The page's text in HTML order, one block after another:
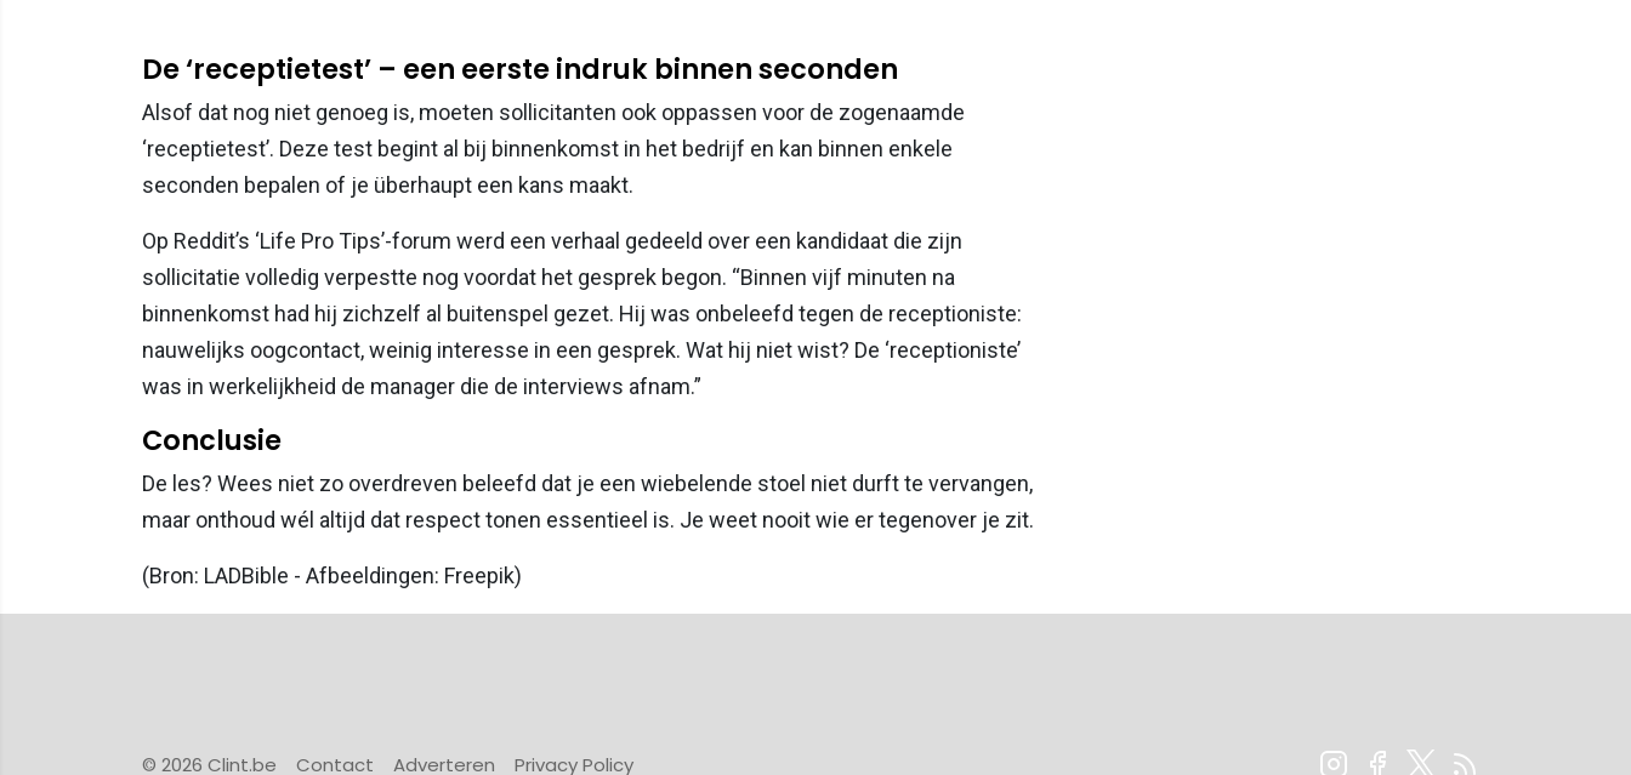
De ‘receptietest’ – een eerste indruk binnen seconden
Alsof dat nog niet genoeg is, moeten sollicitanten ook oppassen voor de zogenaamde
‘receptietest’. Deze test begint al bij binnenkomst in het bedrijf en kan binnen enkele
seconden bepalen of je überhaupt een kans maakt.
Op Reddit’s ‘Life Pro Tips’-forum werd een verhaal gedeeld over een kandidaat die zijn
sollicitatie volledig verpestte nog voordat het gesprek begon. “Binnen vijf minuten na
binnenkomst had hij zichzelf al buitenspel gezet. Hij was onbeleefd tegen de receptioniste:
nauwelijks oogcontact, weinig interesse in een gesprek. Wat hij niet wist? De ‘receptioniste’
was in werkelijkheid de manager die de interviews afnam.”
Conclusie
De les? Wees niet zo overdreven beleefd dat je een wiebelende stoel niet durft te vervangen,
maar onthoud wél altijd dat respect tonen essentieel is. Je weet nooit wie er tegenover je zit.
(Bron: LADBible - Afbeeldingen: Freepik)
© 2026 Clint.be Contact Adverteren Privacy Policy